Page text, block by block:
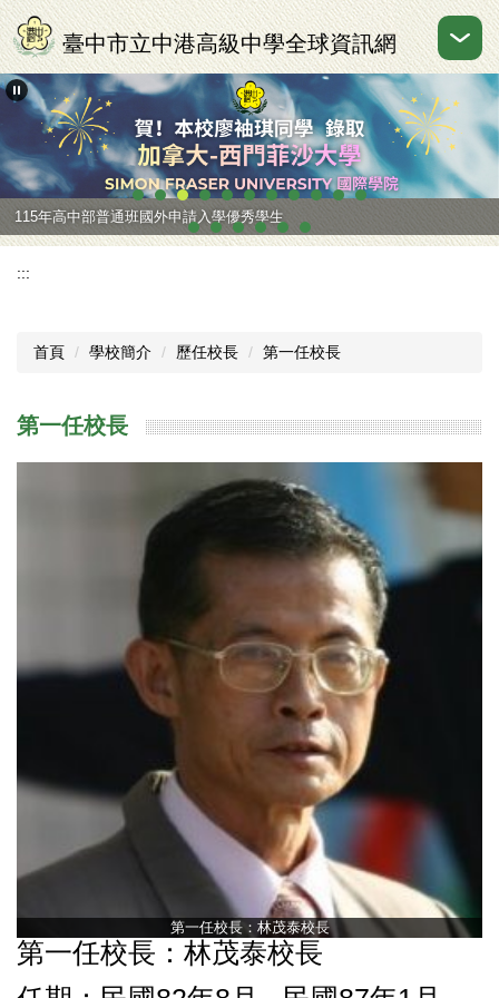
跳
到
主
要
區
臺中市立中港高級中學全球資訊網
115年高中部普通班國外申請入學優秀學生
:::
首頁 學校簡介 歷任校長 第一任校長
第一任校長
第一任校長：林茂泰校長
第一任校長：林茂泰校長